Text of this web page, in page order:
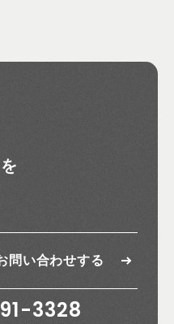
問い合わせする
3328